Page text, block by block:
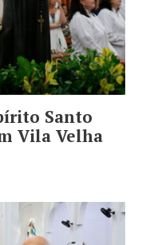
Santo
Vila Velha